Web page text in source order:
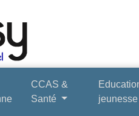
CCAS &
Santé